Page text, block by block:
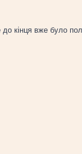
кінця вже було